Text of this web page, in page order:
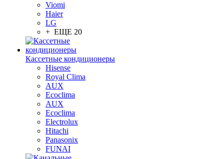
Viomi
Haier
LG
+ ЕЩЕ 20
Кассетные кондиционеры
Hisense
Royal Clima
AUX
Ecoclima
AUX
Ecoclima
Electrolux
Hitachi
Panasonix
FUNAI